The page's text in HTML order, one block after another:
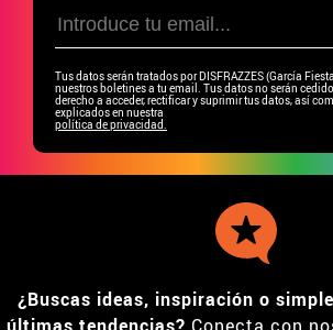
Tus datos serán tratados por DISFRAZZES (García
nuestros boletines a tu email. Tus datos no serán
derecho a acceder, rectificar y suprimir tus datos, así
explicados en nuestra
política de privacidad.
¿Buscas ideas, inspiración o